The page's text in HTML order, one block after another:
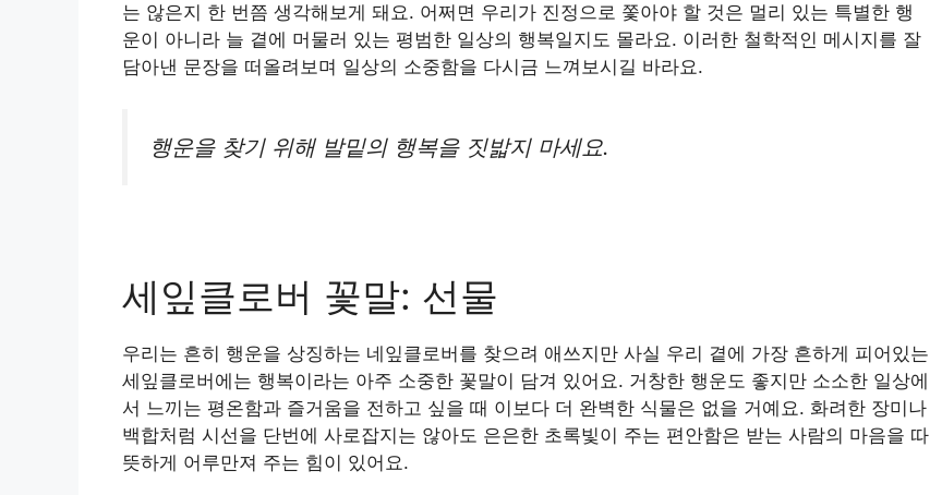
는 않은지 한 번쯤 생각해보게 돼요. 어쩌면 우리가 진정으로 쫓아야 할 것은 멀리 있는 특별한 행
운이 아니라 늘 곁에 머물러 있는 평범한 일상의 행복일지도 몰라요. 이러한 철학적인 메시지를 잘
담아낸 문장을 떠올려보며 일상의 소중함을 다시금 느껴보시길 바라요.
행운을 찾기 위해 발밑의 행복을 짓밟지 마세요.
세잎클로버 꽃말: 선물
우리는 흔히 행운을 상징하는 네잎클로버를 찾으려 애쓰지만 사실 우리 곁에 가장 흔하게 피어있는
세잎클로버에는 행복이라는 아주 소중한 꽃말이 담겨 있어요. 거창한 행운도 좋지만 소소한 일상에
서 느끼는 평온함과 즐거움을 전하고 싶을 때 이보다 더 완벽한 식물은 없을 거예요. 화려한 장미나
백합처럼 시선을 단번에 사로잡지는 않아도 은은한 초록빛이 주는 편안함은 받는 사람의 마음을 따
뜻하게 어루만져 주는 힘이 있어요.